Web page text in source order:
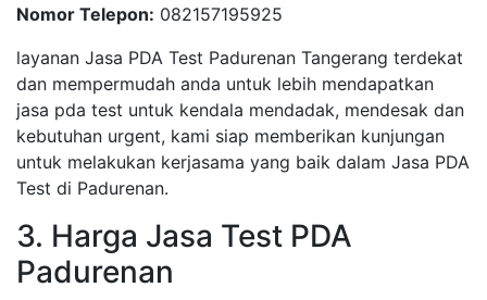
Nomor Telepon: 082157195925
layanan Jasa PDA Test Padurenan Tangerang terdekat
dan mempermudah anda untuk lebih mendapatkan
jasa pda test untuk kendala mendadak, mendesak dan
kebutuhan urgent, kami siap memberikan kunjungan
untuk melakukan kerjasama yang baik dalam Jasa PDA
Test di Padurenan.
3. Harga Jasa Test PDA
Padurenan